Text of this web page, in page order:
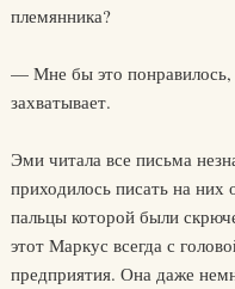
племянника?
— Мне бы это
захватывает.
Эми читала все письма
приходилось писать на
пальцы которой были
этот Маркус всегда с
предприятия. Она даже